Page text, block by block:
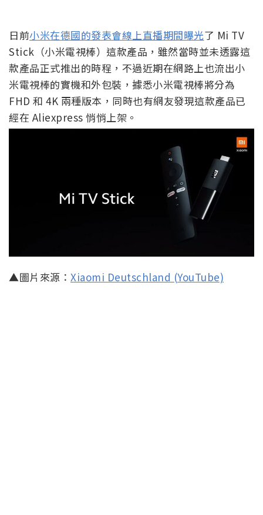
日前小米在德國的發表會線上直播期間曝光了 Mi TV
Stick（小米電視棒）這款產品，雖然當時並未透露這
款產品正式推出的時程，不過近期在網路上也流出小
米電視棒的實機和外包裝，據悉小米電視棒將分為
FHD 和 4K 兩種版本，同時也有網友發現這款產品已
經在 Aliexpress 悄悄上架。
▲圖片來源： Xiaomi Deutschland (YouTube)